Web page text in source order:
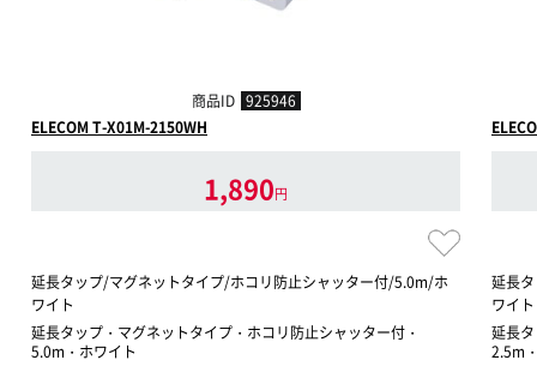
商品ID 925946
ELECOM T-X01M-2150WH
1,890円
延長タップ/マグネットタイプ/ホコリ防止シャッター付/5.0m/ホ
ワイト
延長タップ・マグネットタイプ・ホコリ防止シャッター付・
5.0m・ホワイト
延長
ワイト
延長
2.5m